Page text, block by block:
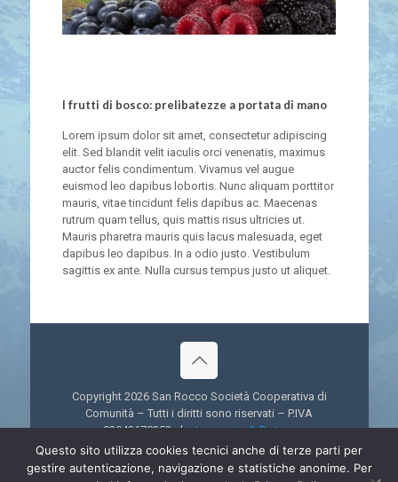
I frutti di bosco: prelibatezze a portata di mano
Lorem ipsum dolor sit amet, consectetur adipiscing
elit. Sed blandit velit iaculis orci venenatis, maximus
auctor felis condimentum. Vivamus vel augue
euismod leo dapibus lobortis. Nunc aliquam porttitor
mauris, vitae tincidunt felis dapibus ac. Maecenas
rutrum quam tellus, quis mattis risus ultricies ut.
Mauris pharetra mauris quis lacus malesuada, eget
dapibus leo dapibus. In a odio justo. Vestibulum
sagittis ex ante. Nulla cursus tempus justo ut aliquet.
Copyright 2026 San Rocco Società Cooperativa di
Comunità – Tutti i diritti sono riservati – P.IVA
02943670352 - byImmagica & Partner
Questo sito utilizza cookies tecnici anche di terze parti per
gestire autenticazione, navigazione e statistiche anonime. Per